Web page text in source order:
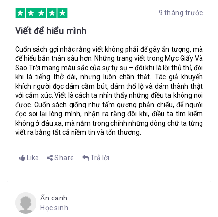
người đang nhơn nhởn ngoài kia, không ai biết mặt hay tên.
Tôi ôm chặt ba hơn mọi khi lúc ông ra khỏi nhà.
trí hiện tại của các ngôi sao.”
là những chỉ dẫn ra đời sớm nhất, chính xác nhất.
bàn là – quan trọng nhất là chúng luôn hiện hữu trên bầu trời.
Nếu con có thể đọc hiểu những vì sao, con sẽ không bao giờ bị
lạc.
Tôi đi ra bờ sông để tiếp tục vẽ bản đồ. Giọng của ba vang
vọng bên tai khi tôi trải lọ mực, viết lông ngỗng ướt nhẹp và
thiết bị đo lường.
Bí quyết là để trống những chỗ con chưa biết. Bất cứ người
chuyên gia làm bản đồ mới biết chính xác cách vẽ đúng nơi anh
ta sắp đến.
đất, chèn đá lên góc giấy, rồi lấy đệm da từ trong túi quần của
Gabo và đặt xuống kế bên những thứ khác.
9 tháng trước
Viết để hiểu mình
Cuốn sách gợi nhắc rằng viết không phải để gây ấn tượng, mà
để hiểu bản thân sâu hơn. Những trang viết trong Mực Giấy Và
Sao Trời mang màu sắc của sự tự sự – đôi khi là lời thủ thỉ, đôi
khi là tiếng thở dài, nhưng luôn chân thật. Tác giả khuyến
khích người đọc dám cầm bút, dám thổ lộ và dám thành thật
với cảm xúc. Viết là cách ta nhìn thấy những điều ta không nói
được. Cuốn sách giống như tấm gương phản chiếu, để người
đọc soi lại lòng mình, nhận ra rằng đôi khi, điều ta tìm kiếm
không ở đâu xa, mà nằm trong chính những dòng chữ ta từng
viết ra bằng tất cả niềm tin và tổn thương.
Like Share Trả lời
Ẩn danh
Học sinh